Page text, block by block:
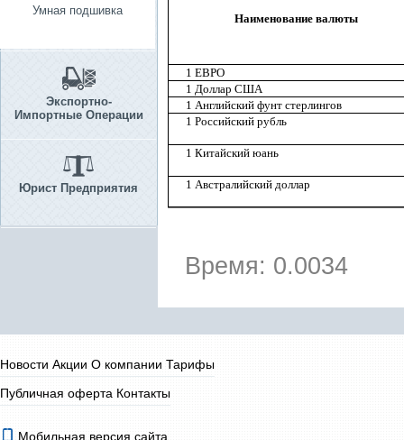
Умная подшивка
Экспортно-
Импортные Операции
Юрист Предприятия
Наименование валюты
1 ЕВРО
1 Доллар США
1 Английский фунт стерлингов
1 Российский рубль
1 Китайский юань
1 Австралийский доллар
Время: 0.0034
Новости Акции О компании Тарифы
Публичная оферта Контакты
Мобильная версия сайта